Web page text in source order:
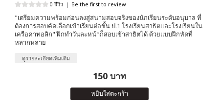
0 รีวิว | Be the first to review
"เตรียมความพร้อมก่อนลงสู่สนามสอบจริงของนักเรียนระดับอนุบาล ที่
ต้องการสอบคัดเลือกเข้าเรียนต่อชั้น ป.1 โรงเรียนสาธิตและโรงเรียนใน
เครือคาทอลิก" ฝึกทำวันละหน้าก็สอบเข้าสาธิตได้ ด้วยแบบฝึกหัดที่
หลากหลาย
ดูรายละเอียดเพิ่มเติม
150 บาท
หยิบใส่ตะกร้า